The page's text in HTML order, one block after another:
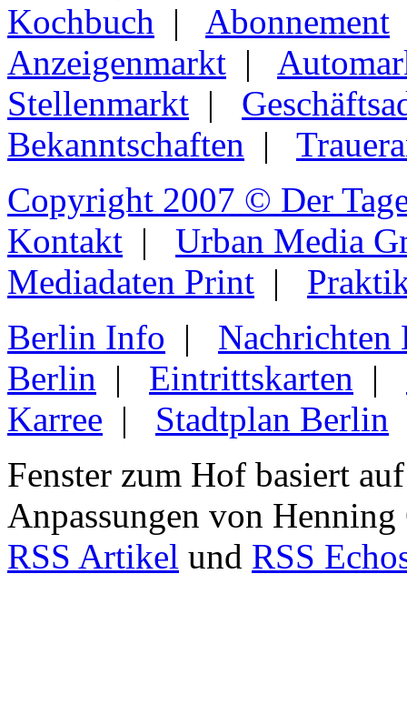
Kochbuch | Abonnement
Anzeigenmarkt |
Stellenmarkt |
Bekanntschaften |
Copyright 2007 © Der
Kontakt | Urban Media
Mediadaten Print |
Berlin Info | Nachrichten
Berlin | Eintrittskarten |
Karree | Stadtplan Berlin
Fenster zum Hof basiert
Anpassungen von Henning
RSS Artikel und RSS